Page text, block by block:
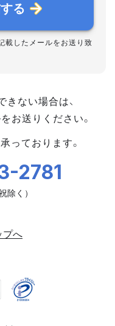
る
載したメールをお送り致
ない場合は、
お送りください。
っております。
2781
プへ